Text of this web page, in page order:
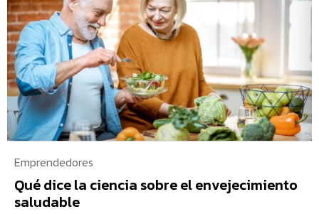
Emprendedores
Qué dice la ciencia sobre el envejecimiento
saludable